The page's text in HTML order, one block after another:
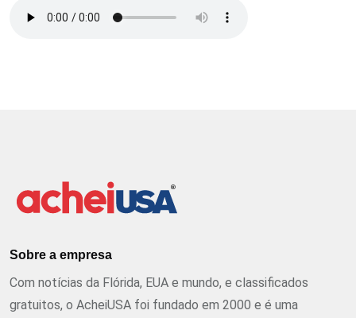
Sobre a empresa
Com notícias da Flórida, EUA e mundo, e classificados
gratuitos, o AcheiUSA foi fundado em 2000 e é uma